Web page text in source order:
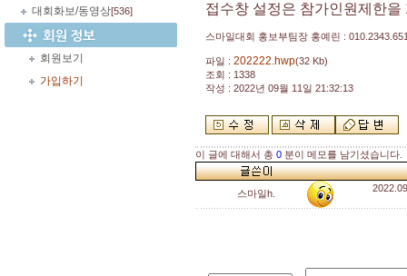
대회화보/동영상[536]
회원보기
가입하기
접수창 설정은 참가인원제한
스마일대회 홍보부팀장 홍예린 :
파일 : 202222.hwp(32 Kb)
조회 : 1338
작성 : 2022년 09월 11일 21:32:13
이 글에 대해서 총 0 분이 메모를 남기셨습니다.
스마일h.